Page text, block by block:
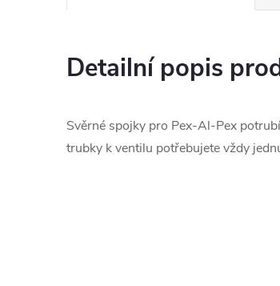
Detailní popis
Svěrné spojky pro Pex-Al-Pex
trubky k ventilu potřebujete vždy